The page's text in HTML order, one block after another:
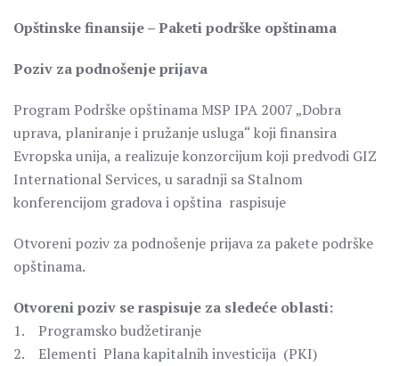
Opštinske finansije – Paketi podrške opštinama
Poziv za podnošenje prijava
Program Podrške opštinama MSP IPA 2007 „Dobra
uprava, planiranje i pružanje usluga“ koji finansira
Evropska unija, a realizuje konzorcijum koji predvodi GIZ
International Services, u saradnji sa Stalnom
konferencijom gradova i opština raspisuje
Otvoreni poziv za podnošenje prijava za pakete podrške
opštinama.
Otvoreni poziv se raspisuje za sledeće oblasti:
1. Programsko budžetiranje
2. Elementi Plana kapitalnih investicija (PKI)